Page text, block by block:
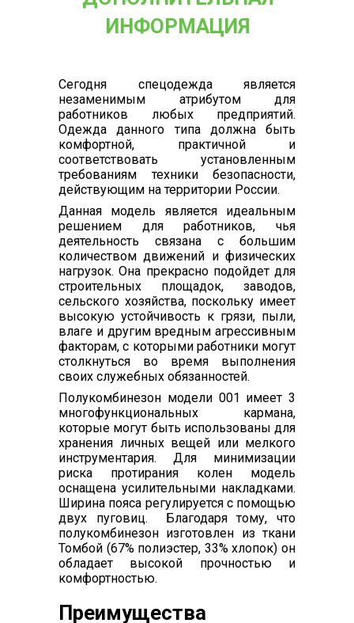
ИНФОРМАЦИЯ
Сегодня спецодежда является
незаменимым атрибутом для
работников любых предприятий.
Одежда данного типа должна быть
комфортной, практичной и
соответствовать установленным
требованиям техники безопасности,
действующим на территории России.
Данная модель является идеальным
решением для работников, чья
деятельность связана с большим
количеством движений и физических
нагрузок. Она прекрасно подойдет для
строительных площадок, заводов,
сельского хозяйства, поскольку имеет
высокую устойчивость к грязи, пыли,
влаге и другим вредным агрессивным
факторам, с которыми работники могут
столкнуться во время выполнения
своих служебных обязанностей.
Полукомбинезон модели 001 имеет 3
многофункциональных кармана,
которые могут быть использованы для
хранения личных вещей или мелкого
инструментария. Для минимизации
риска протирания колен модель
оснащена усилительными накладками.
Ширина пояса регулируется с помощью
двух пуговиц. Благодаря тому, что
полукомбинезон изготовлен из ткани
Томбой (67% полиэстер, 33% хлопок) он
обладает высокой прочностью и
комфортностью.
Преимущества